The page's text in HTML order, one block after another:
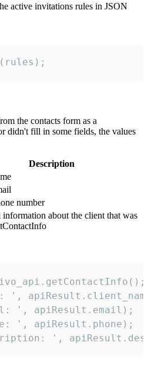
active invitations rules in JSON
the contacts form as a
didn't fill in some fields, the values
Description
number
about the client that was
',
', apiResult.email);
', apiResult.phone);
',